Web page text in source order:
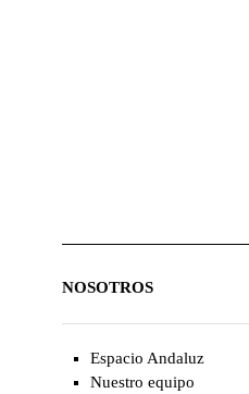
NOSOTROS
Espacio Andaluz
Nuestro equipo